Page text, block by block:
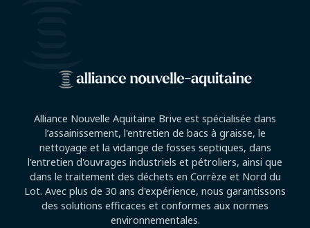
Alliance Nouvelle Aquitaine Brive est spécialisée dans
l’assainissement, l'entretien de bacs à graisse, le
nettoyage et la vidange de fosses septiques, dans
l'entretien d'ouvrages industriels et pétroliers, ainsi que
dans le traitement des déchets en Corrèze et Nord du
Lot. Avec plus de 30 ans d'expérience, nous garantissons
des solutions efficaces et conformes aux normes
environnementales.